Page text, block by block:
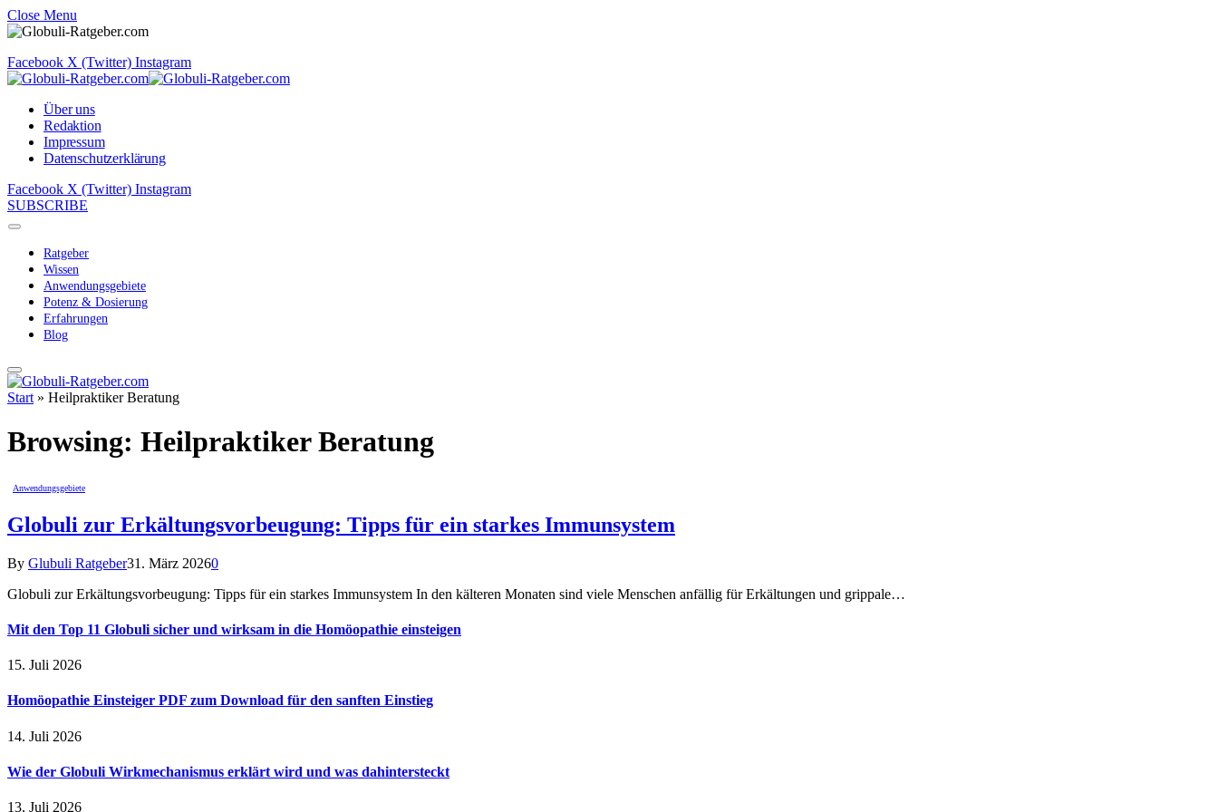
Close Menu
Facebook X (Twitter) Instagram
Über uns
Redaktion
Impressum
Datenschutzerklärung
Facebook X (Twitter) Instagram
SUBSCRIBE
Ratgeber
Wissen
Anwendungsgebiete
Potenz & Dosierung
Erfahrungen
Blog
Start » Heilpraktiker Beratung
Browsing: Heilpraktiker Beratung
Anwendungsgebiete
Globuli zur Erkältungsvorbeugung: Tipps für ein starkes Immunsystem
By Glubuli Ratgeber31. März 20260
Globuli zur Erkältungsvorbeugung: Tipps für ein starkes Immunsystem In den kälteren Monaten sind viele Menschen anfällig für Erkältungen und grippale…
Mit den Top 11 Globuli sicher und wirksam in die Homöopathie einsteigen
15. Juli 2026
Homöopathie Einsteiger PDF zum Download für den sanften Einstieg
14. Juli 2026
Wie der Globuli Wirkmechanismus erklärt wird und was dahintersteckt
13. Juli 2026